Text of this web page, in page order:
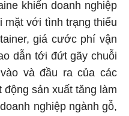
khiến doanh nghiệp
mặt với tình trạng thiếu
giá cước phí vận
dẫn tới đứt gãy chuỗi
và đầu ra của các
sản xuất tăng làm
nghiệp ngành gỗ,